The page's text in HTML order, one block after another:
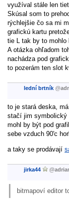
využíval stále len
Skúsal som to
rýchlejšie čo sa mi
grafickú kartu
tie L tak by to mohlo
A otázka ohľadom
nachádza pod
to pozerám ten slot
lední brtník @
to je stará deska,
stačí jim symbolický
mohl by být pod
sebe vzduch 90'c
a taky se prodávají
jirka44 @
bitmapoví editor